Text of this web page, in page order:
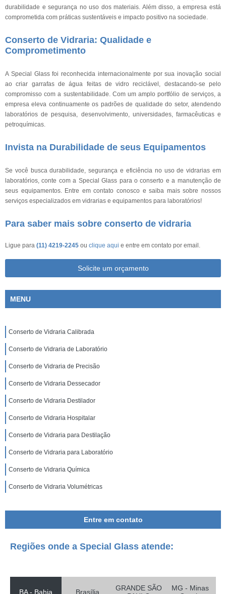
durabilidade e segurança no uso dos materiais. Além disso, a empresa está
comprometida com práticas sustentáveis e impacto positivo na sociedade.
Conserto de Vidraria: Qualidade e
Comprometimento
A Special Glass foi reconhecida internacionalmente por sua inovação social
ao criar garrafas de água feitas de vidro reciclável, destacando-se pelo
compromisso com a sustentabilidade. Com um amplo portfólio de serviços, a
empresa eleva continuamente os padrões de qualidade do setor, atendendo
laboratórios de pesquisa, desenvolvimento, universidades, farmacêuticas e
petroquímicas.
Invista na Durabilidade de seus Equipamentos
Se você busca durabilidade, segurança e eficiência no uso de vidrarias em
laboratórios, conte com a Special Glass para o conserto e a manutenção de
seus equipamentos. Entre em contato conosco e saiba mais sobre nossos
serviços especializados em vidrarias e equipamentos para laboratórios!
Para saber mais sobre conserto de vidraria
Ligue para (11) 4219-2245 ou clique aqui e entre em contato por email.
Solicite um orçamento
MENU
Conserto de Vidraria Calibrada
Conserto de Vidraria de Laboratório
Conserto de Vidraria de Precisão
Conserto de Vidraria Dessecador
Conserto de Vidraria Destilador
Conserto de Vidraria Hospitalar
Conserto de Vidraria para Destilação
Conserto de Vidraria para Laboratório
Conserto de Vidraria Química
Conserto de Vidraria Volumétricas
Entre em contato
Regiões onde a Special Glass atende:
BA - Bahia Brasília
GRANDE SÃO
MG - Minas